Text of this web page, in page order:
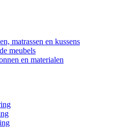
matrassen en kussens
meubels
en materialen